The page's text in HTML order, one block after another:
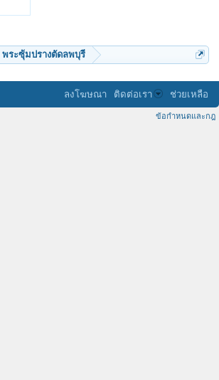
พระซุ้มปรางตัดลพบุรี
ลงโฆษณา ติดต่อเรา ช่วยเหลือ
ข้อกำหนดและกฎ